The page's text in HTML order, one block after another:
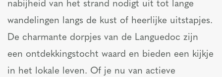
nabijheid van het strand nodigt uit tot lange
wandelingen langs de kust of heerlijke uitstapjes.
De charmante dorpjes van de Languedoc zijn
een ontdekkingstocht waard en bieden een kijkje
in het lokale leven. Of je nu van actieve